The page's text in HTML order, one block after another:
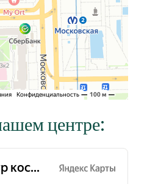
центре: